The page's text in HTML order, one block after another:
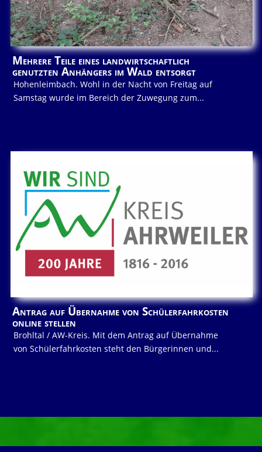
Mehrere Teile eines landwirtschaftlich
genutzten Anhängers im Wald entsorgt
Hohenleimbach. Wohl in der Nacht von Freitag auf
Samstag wurde im Bereich der Zuwegung zum...
Antrag auf Übernahme von Schülerfahrkosten
online stellen
Brohltal / AW-Kreis. Mit dem Antrag auf Übernahme
von Schülerfahrkosten steht den Bürgerinnen und...